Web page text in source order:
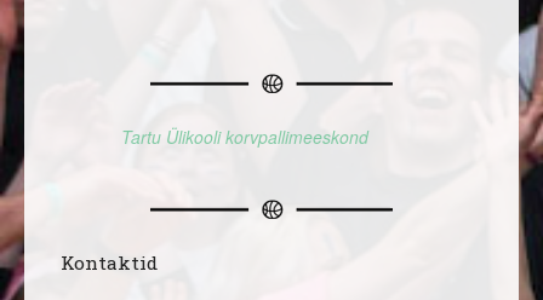
Tartu Ülikooli korvpallimeeskond
Kontaktid